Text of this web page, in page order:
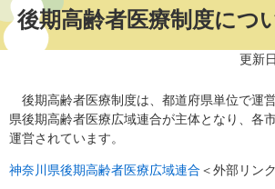
後期高齢者医療制度につ
更新
後期高齢者医療制度は、都道府県単位で運
県後期高齢者医療広域連合が主体となり、各
運営されています。
神奈川県後期高齢者医療広域連合 ＜外部リン